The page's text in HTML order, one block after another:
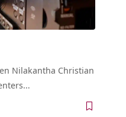
Nilakantha Christian